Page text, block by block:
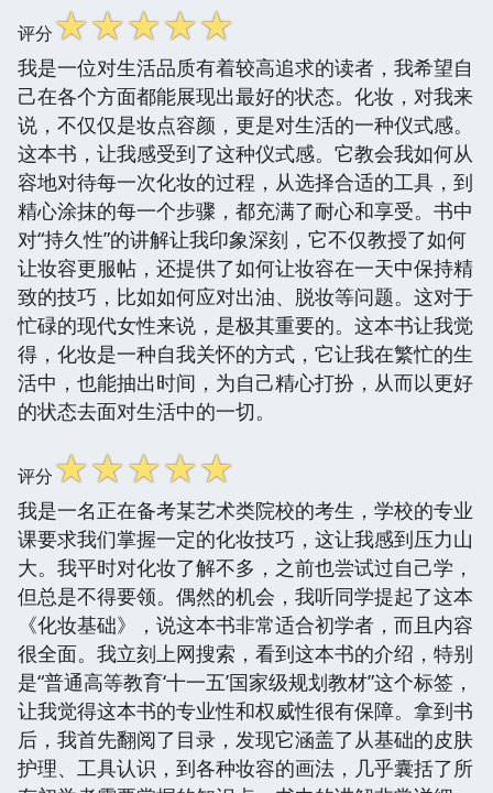
评分☆☆☆☆☆
我是一位对生活品质有着较高追求的读者，我希望自
己在各个方面都能展现出最好的状态。化妆，对我来
说，不仅仅是妆点容颜，更是对生活的一种仪式感。
这本书，让我感受到了这种仪式感。它教会我如何从
容地对待每一次化妆的过程，从选择合适的工具，到
精心涂抹的每一个步骤，都充满了耐心和享受。书中
对“持久性”的讲解让我印象深刻，它不仅教授了如何
让妆容更服帖，还提供了如何让妆容在一天中保持精
致的技巧，比如如何应对出油、脱妆等问题。这对于
忙碌的现代女性来说，是极其重要的。这本书让我觉
得，化妆是一种自我关怀的方式，它让我在繁忙的生
活中，也能抽出时间，为自己精心打扮，从而以更好
的状态去面对生活中的一切。
评分☆☆☆☆☆
我是一名正在备考某艺术类院校的考生，学校的专业
课要求我们掌握一定的化妆技巧，这让我感到压力山
大。我平时对化妆了解不多，之前也尝试过自己学，
但总是不得要领。偶然的机会，我听同学提起了这本
《化妆基础》，说这本书非常适合初学者，而且内容
很全面。我立刻上网搜索，看到这本书的介绍，特别
是“普通高等教育‘十一五’国家级规划教材”这个标签，
让我觉得这本书的专业性和权威性很有保障。拿到书
后，我首先翻阅了目录，发现它涵盖了从基础的皮肤
护理、工具认识，到各种妆容的画法，几乎囊括了所